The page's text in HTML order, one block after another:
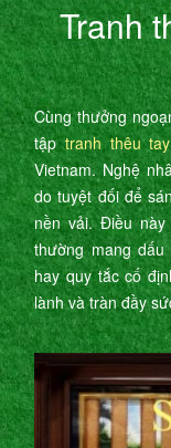
Tranh
Cùng thưởng
tậptranh thêu
Vietnam. Nghệ
do tuyệt đối để
nền vải. Điều
thường mang
hay quy tắc cố
lành và tràn đầy